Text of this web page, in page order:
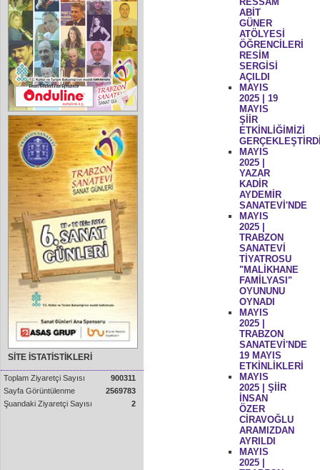
SİTE İSTATİSTİKLERİ
Toplam Ziyaretçi Sayısı
900311
Sayfa Görüntülenme
2569783
Şuandaki Ziyaretçi Sayısı
2
ABİT
GÜNER
ATÖLYESİ
ÖĞRENCİLERİ
RESİM
SERGİSİ
AÇILDI
MAYIS
2025 | 19
MAYIS
ŞİİR
ETKİNLİĞİMİZİ
MAYIS
2025 |
YAZAR
KADİR
AYDEMİR
SANATEVİ'NDE
MAYIS
2025 |
TRABZON
SANATEVİ
TİYATROSU
"MALİKHANE
FAMİLYASI"
OYUNUNU
OYNADI
MAYIS
2025 |
TRABZON
SANATEVİ'NDE
19 MAYIS
ETKİNLİKLERİ
MAYIS
2025 | ŞİİR
İNSAN
ÖZER
CİRAVOĞLU
ARAMIZDAN
AYRILDI
MAYIS
2025 |